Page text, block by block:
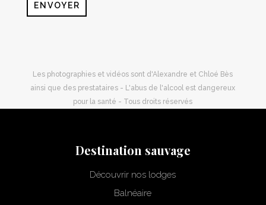
ENVOYER
Les photographies et vidéos sont d'Alexandre et Chloé Bès
ainsi que des prestataires - L'abus de l'alcool est dangereux
pour la santé - Tous droits réservés
Destination sauvage
Découvrir nos lodges
Balnéaire